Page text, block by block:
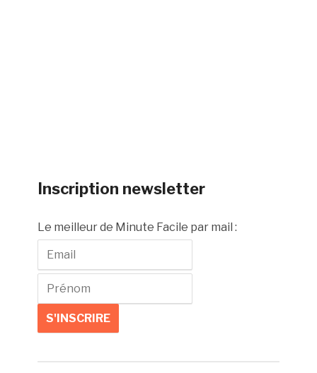
Inscription newsletter
Le meilleur de Minute Facile par mail :